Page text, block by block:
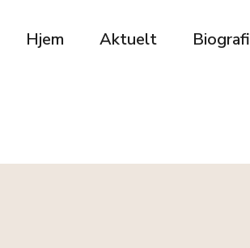
Hjem Aktuelt Biografi